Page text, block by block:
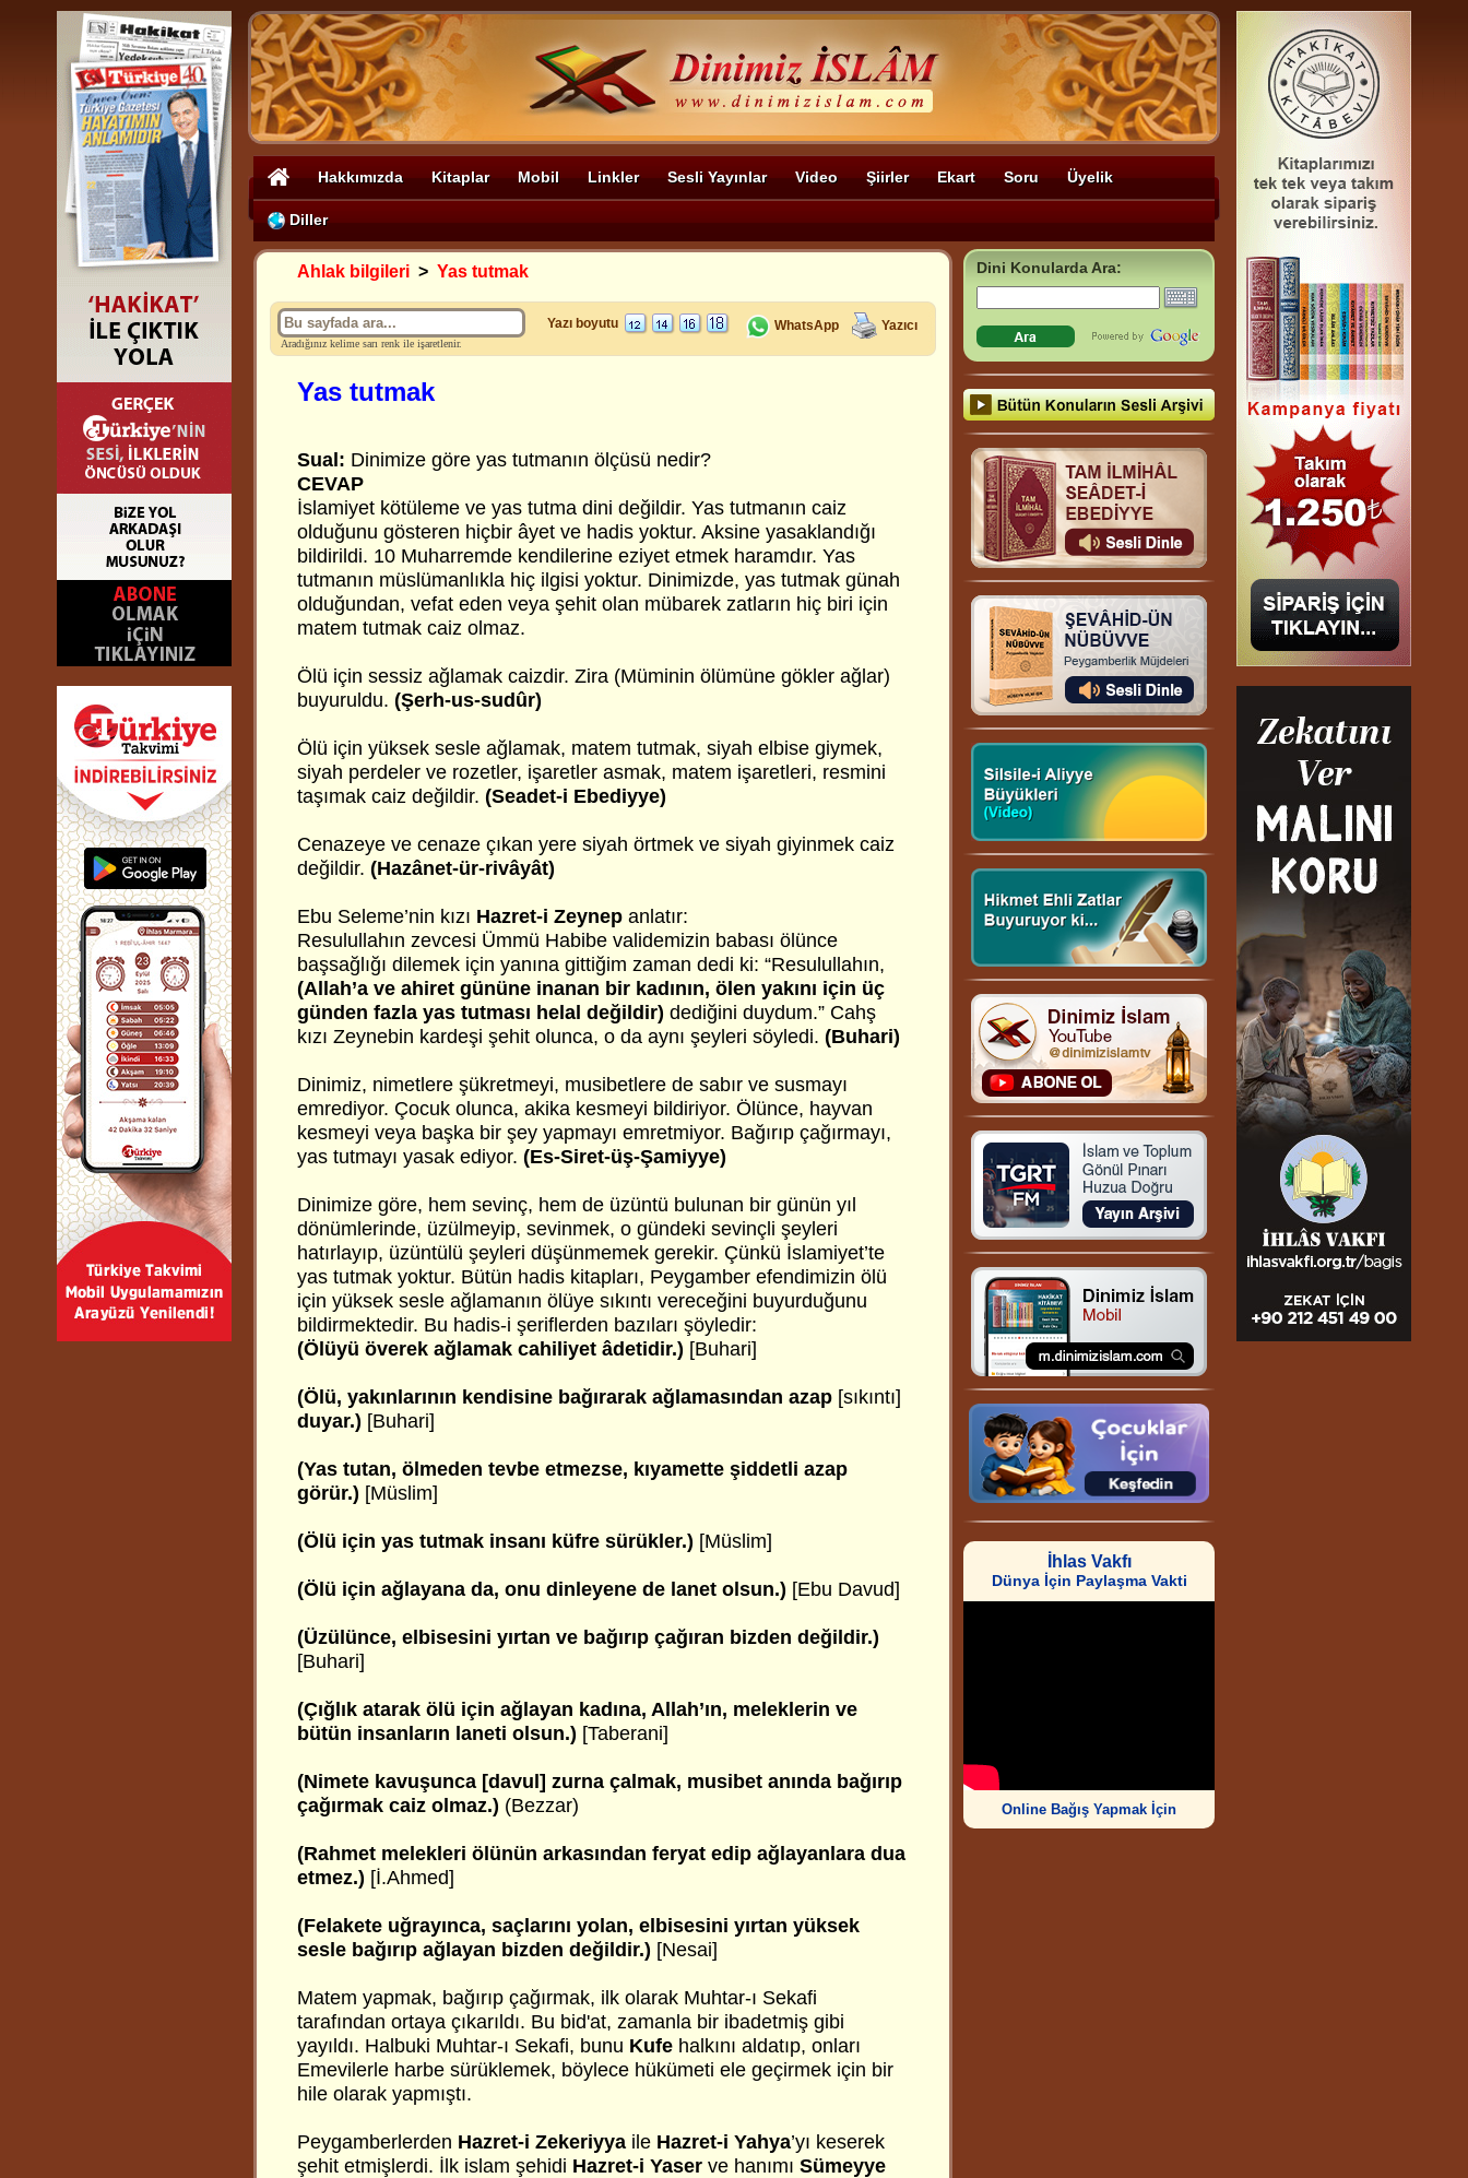
Hakkımızda Kitaplar Mobil Linkler Sesli Yayınlar Video Şiirler Ekart Soru Üyelik
Diller
Ahlak bilgileri > Yas tutmak
Aradığınız kelime sarı renk ile işaretlenir.
Yazı boyutu WhatsApp Yazıcı
Yas tutmak
Sual: Dinimize göre yas tutmanın ölçüsü nedir?
CEVAP
İslamiyet kötüleme ve yas tutma dini değildir. Yas tutmanın caiz
olduğunu gösteren hiçbir âyet ve hadis yoktur. Aksine yasaklandığı
bildirildi. 10 Muharremde kendilerine eziyet etmek haramdır. Yas
tutmanın müslümanlıkla hiç ilgisi yoktur. Dinimizde, yas tutmak günah
olduğundan, vefat eden veya şehit olan mübarek zatların hiç biri için
matem tutmak caiz olmaz.
Ölü için sessiz ağlamak caizdir. Zira (Müminin ölümüne gökler ağlar)
buyuruldu. (Şerh-us-sudûr)
Ölü için yüksek sesle ağlamak, matem tutmak, siyah elbise giymek,
siyah perdeler ve rozetler, işaretler asmak, matem işaretleri, resmini
taşımak caiz değildir. (Seadet-i Ebediyye)
Cenazeye ve cenaze çıkan yere siyah örtmek ve siyah giyinmek caiz
değildir. (Hazânet-ür-rivâyât)
Ebu Seleme’nin kızı Hazret-i Zeynep anlatır:
Resulullahın zevcesi Ümmü Habibe validemizin babası ölünce
başsağlığı dilemek için yanına gittiğim zaman dedi ki: “Resulullahın,
(Allah’a ve ahiret gününe inanan bir kadının, ölen yakını için üç
günden fazla yas tutması helal değildir) dediğini duydum.” Cahş
kızı Zeynebin kardeşi şehit olunca, o da aynı şeyleri söyledi. (Buhari)
Dinimiz, nimetlere şükretmeyi, musibetlere de sabır ve susmayı
emrediyor. Çocuk olunca, akika kesmeyi bildiriyor. Ölünce, hayvan
kesmeyi veya başka bir şey yapmayı emretmiyor. Bağırıp çağırmayı,
yas tutmayı yasak ediyor. (Es-Siret-üş-Şamiyye)
Dinimize göre, hem sevinç, hem de üzüntü bulunan bir günün yıl
dönümlerinde, üzülmeyip, sevinmek, o gündeki sevinçli şeyleri
hatırlayıp, üzüntülü şeyleri düşünmemek gerekir. Çünkü İslamiyet’te
yas tutmak yoktur. Bütün hadis kitapları, Peygamber efendimizin ölü
için yüksek sesle ağlamanın ölüye sıkıntı vereceğini buyurduğunu
bildirmektedir. Bu hadis-i şeriflerden bazıları şöyledir:
(Ölüyü överek ağlamak cahiliyet âdetidir.) [Buhari]
(Ölü, yakınlarının kendisine bağırarak ağlamasından azap [sıkıntı]
duyar.) [Buhari]
(Yas tutan, ölmeden tevbe etmezse, kıyamette şiddetli azap
görür.) [Müslim]
(Ölü için yas tutmak insanı küfre sürükler.) [Müslim]
(Ölü için ağlayana da, onu dinleyene de lanet olsun.) [Ebu Davud]
(Üzülünce, elbisesini yırtan ve bağırıp çağıran bizden değildir.)
[Buhari]
(Çığlık atarak ölü için ağlayan kadına, Allah’ın, meleklerin ve
bütün insanların laneti olsun.) [Taberani]
(Nimete kavuşunca [davul] zurna çalmak, musibet anında bağırıp
çağırmak caiz olmaz.) (Bezzar)
(Rahmet melekleri ölünün arkasından feryat edip ağlayanlara dua
etmez.) [İ.Ahmed]
(Felakete uğrayınca, saçlarını yolan, elbisesini yırtan yüksek
sesle bağırıp ağlayan bizden değildir.) [Nesai]
Matem yapmak, bağırıp çağırmak, ilk olarak Muhtar-ı Sekafi
tarafından ortaya çıkarıldı. Bu bid'at, zamanla bir ibadetmiş gibi
yayıldı. Halbuki Muhtar-ı Sekafi, bunu Kufe halkını aldatıp, onları
Emevilerle harbe sürüklemek, böylece hükümeti ele geçirmek için bir
hile olarak yapmıştı.
Peygamberlerden Hazret-i Zekeriyya ile Hazret-i Yahya’yı keserek
şehit etmişlerdi. İlk islam şehidi Hazret-i Yaser ve hanımı Sümeyye
Dini Konularda Ara:
İhlas Vakfı
Dünya İçin Paylaşma Vakti
Online Bağış Yapmak İçin